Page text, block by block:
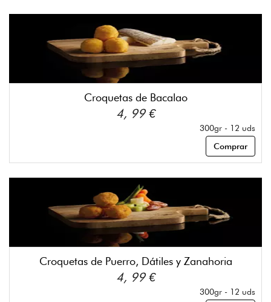
Croquetas de Bacalao
4, 99 €
300gr - 12 uds
Comprar
Croquetas de Puerro, Dátiles y Zanahoria
4, 99 €
300gr - 12 uds